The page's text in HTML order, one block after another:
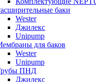
баки
Wester
Джилекс
Unipump
для баков
Wester
Unipump
ПНД
Джилекс